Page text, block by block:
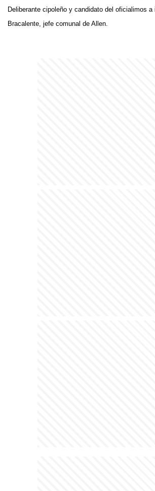
Deliberante cipoleño y candidato del oficialimos
Bracalente, jefe comunal de Allen.